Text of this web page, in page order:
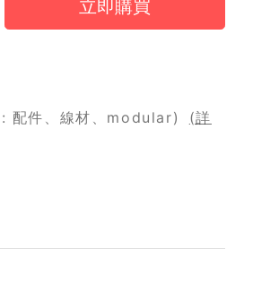
配件、線材、modular)
(詳